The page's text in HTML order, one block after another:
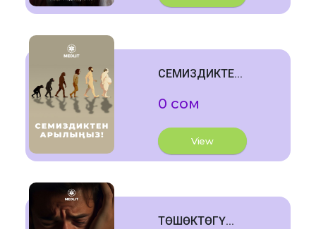
СЕМИЗДИКТЕ...
0 сом
View
ТӨШӨКТӨГҮ...